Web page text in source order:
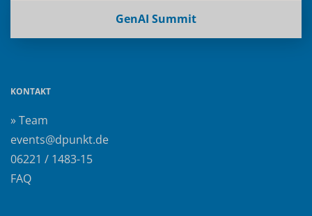
GenAI Summit
KONTAKT
» Team
events@dpunkt.de
06221 / 1483-15
FAQ